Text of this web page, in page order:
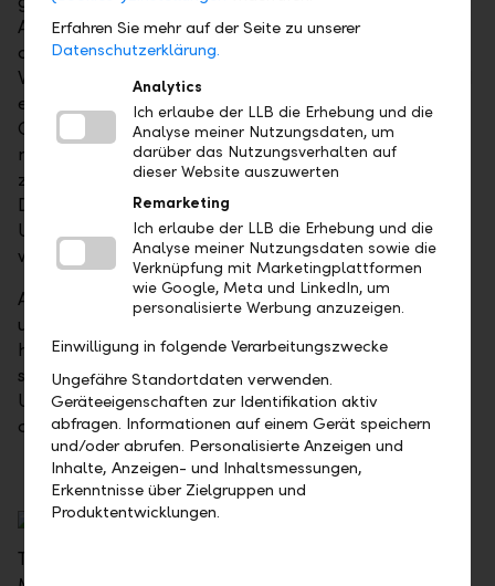
Aktienrückkaufprogramme machen die Valoren
dieser Unternehmen nun noch attraktiver.
Weitere Faktoren, die für diesen Sektor sprechen, sind
einerseits die geopolitischen Spannungen im Nahen
Osten, welche die Versorgungsstabilität der Region
negativ beeinflussen dürften; andererseits die
zahlreichen Ankündigungen des US-Präsidenten
Donald Trump, die wirtschaftliche Positionierung der
USA stärker binnenwirtschaftlich ausrichten zu
wollen.
Aufgrund der jüngst deutlich angestiegenen Zinsen
und der im kapitalintensiven Sektor traditionell
hohen Fremdkapitalaufnahme rät die LLB zu
selektiver Titelwahl. Präferiert bleiben
Unternehmen, die über eine solide Bilanz und hohe
operative Cashflows verfügen.
Timo Gruber, Senior Portfoliomanager, LLB Asset
Erfahren Sie mehr auf der Seite zu unserer
Datenschutzerklärung.
Analytics
Ich erlaube der LLB die Erhebung und die
Analyse meiner Nutzungsdaten, um
darüber das Nutzungsverhalten auf
dieser Website auszuwerten
Remarketing
Ich erlaube der LLB die Erhebung und die
Analyse meiner Nutzungsdaten sowie die
Verknüpfung mit Marketingplattformen
wie Google, Meta und LinkedIn, um
personalisierte Werbung anzuzeigen.
Einwilligung in folgende Verarbeitungszwecke
Ungefähre Standortdaten verwenden.
Geräteeigenschaften zur Identifikation aktiv
abfragen. Informationen auf einem Gerät speichern
und/oder abrufen. Personalisierte Anzeigen und
Inhalte, Anzeigen- und Inhaltsmessungen,
Erkenntnisse über Zielgruppen und
Produktentwicklungen.